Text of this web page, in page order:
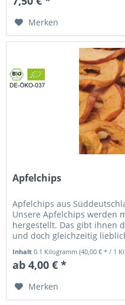
Merken
Apfelchips
Apfelchips aus
Unsere Apfelchips werden
hergestellt. Das gibt ihnen
und doch gleichzeitig
Inhalt0.1 Kilogramm(40,00 € * / 1
ab 4,00 € *
Merken